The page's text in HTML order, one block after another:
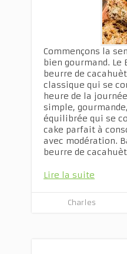
Commençons la
bien gourmand. Le
beurre de
classique qui se
heure de la
simple,
équilibrée qui se
cake parfait à
avec modération.
beurre de
Lire la suite
Charles